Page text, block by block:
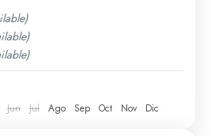
Jun Jul Ago Sep Oct Nov Dic